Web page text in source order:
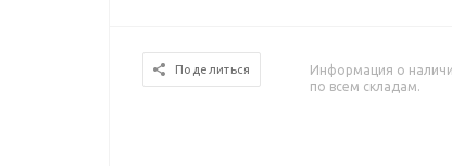
Поделиться
Информация о
по всем складам.